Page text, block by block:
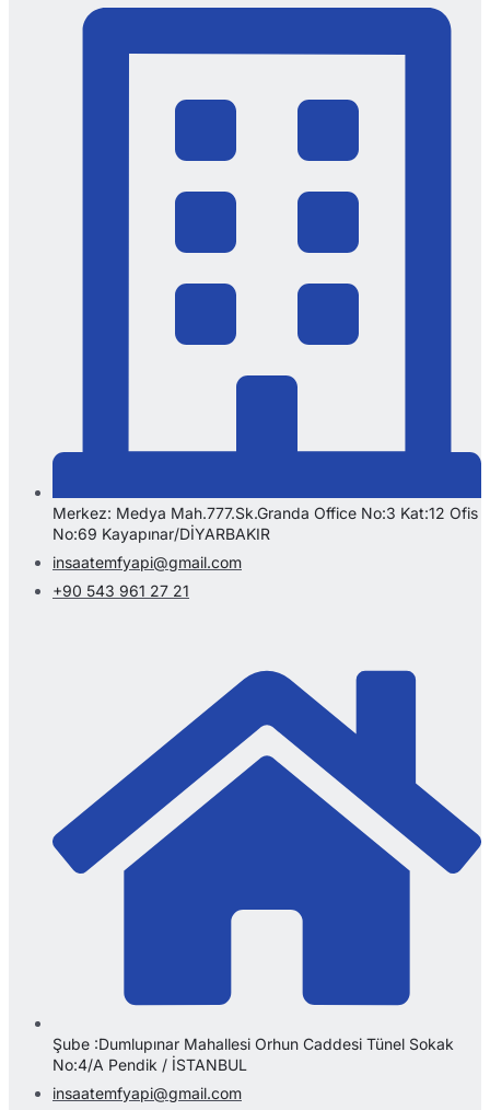
Merkez: Medya Mah.777.Sk.Granda Office No:3 Kat:12 Ofis
No:69 Kayapınar/DİYARBAKIR
insaatemfyapi@gmail.com
+90 543 961 27 21
Şube :Dumlupınar Mahallesi Orhun Caddesi Tünel Sokak
No:4/A Pendik / İSTANBUL
insaatemfyapi@gmail.com